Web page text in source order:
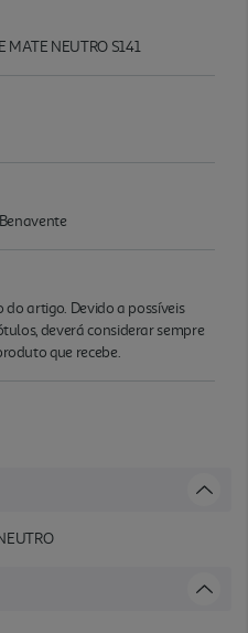
MATE NEUTRO S141
artigo. Devido a possíveis
deverá considerar sempre
que recebe.